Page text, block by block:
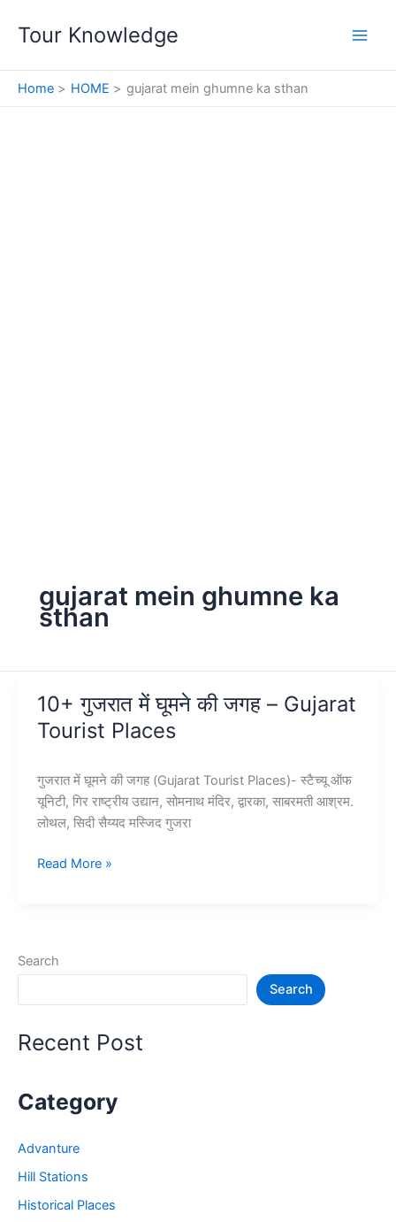
Tour Knowledge
Home HOME gujarat mein ghumne ka sthan
gujarat mein ghumne ka
sthan
10+ गुजरात में घूमने की जगह – Gujarat
Tourist Places
गुजरात में घूमने की जगह (Gujarat Tourist Places)- स्टैच्यू ऑफ
यूनिटी, गिर राष्ट्रीय उद्यान, सोमनाथ मंदिर, द्वारका, साबरमती आश्रम.
लोथल, सिदी सैय्यद मस्जिद गुजरा
10+
जगह
Places
Read More »
Search
Search
Recent Post
Category
Advanture
Hill Stations
Historical Places